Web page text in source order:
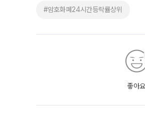
#암호화폐24시간등락률상위
좋아요